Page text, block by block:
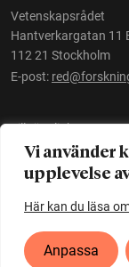
Vi använder
upplevelse
Här kan du läsa
Anpassa
Vetenskapsrådet
Hantverkargatan 11
112 21 Stockholm
E-post:
Tillgänglighet
Ett initiativ av